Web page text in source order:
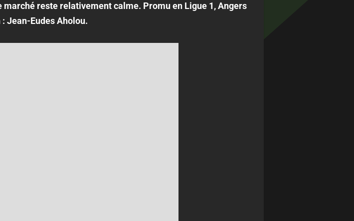
reste relativement calme. Promu en Ligue 1, Angers
Jean-Eudes Aholou.